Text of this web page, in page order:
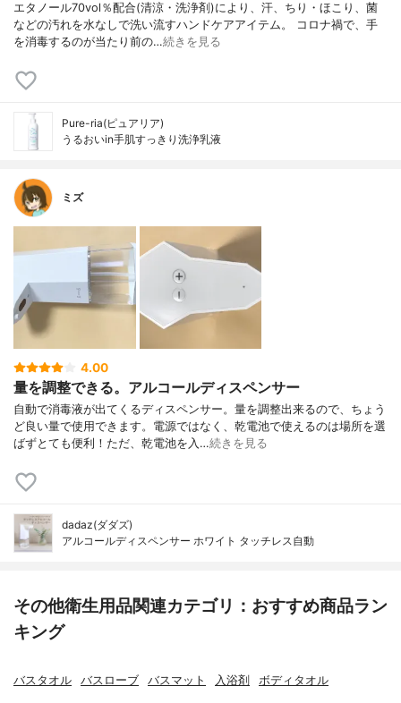
エタノール70vol％配合(清涼・洗浄剤)により、汗、ちり・ほこり、菌
などの汚れを水なしで洗い流すハンドケアアイテム。 コロナ禍で、手
を消毒するのが当たり前の…続きを見る
Pure-ria(ピュアリア)
うるおいin手肌すっきり洗浄乳液
ミズ
4.00
量を調整できる。アルコールディスペンサー
自動で消毒液が出てくるディスペンサー。量を調整出来るので、ちょう
ど良い量で使用できます。電源ではなく、乾電池で使えるのは場所を選
ばずとても便利！ただ、乾電池を入…続きを見る
dadaz(ダダズ)
アルコールディスペンサー ホワイト タッチレス自動
その他衛生用品関連カテゴリ：おすすめ商品ラン
キング
バスタオル バスローブ バスマット 入浴剤 ボディタオル